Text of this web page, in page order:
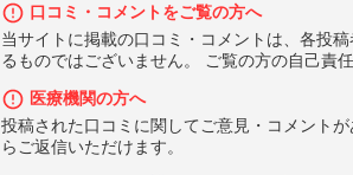
口コミ・コメントをご覧の方へ
当サイトに掲載の口コミ・コメントは、各投
るものではございません。 ご覧の方の自己責
医療機関の方へ
投稿された口コミに関してご意見・コメント
らご返信いただけます。